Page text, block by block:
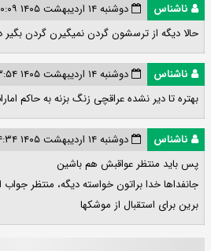
ناشناس
دوشنبه ۱۴ اردیبهشت ۱۴۰۵ ۲۳:۵۰:۰۹
حالا دیگه از ترسشون گردن نمیگیرن گردن
ناشناس
دوشنبه ۱۴ اردیبهشت ۱۴۰۵ ۲۳:۵۳:۵۴
بهتره تا دیر نشده عراقچی زنگ بزنه به حاکم
ناشناس
دوشنبه ۱۴ اردیبهشت ۱۴۰۵ ۲۳:۵۴:۳۴
پس باید منتظر عواقبش هم باشین
جانفداها خدا براتون خواسته دیگه، منتظر جواب
برین برای استقبال از موشکها